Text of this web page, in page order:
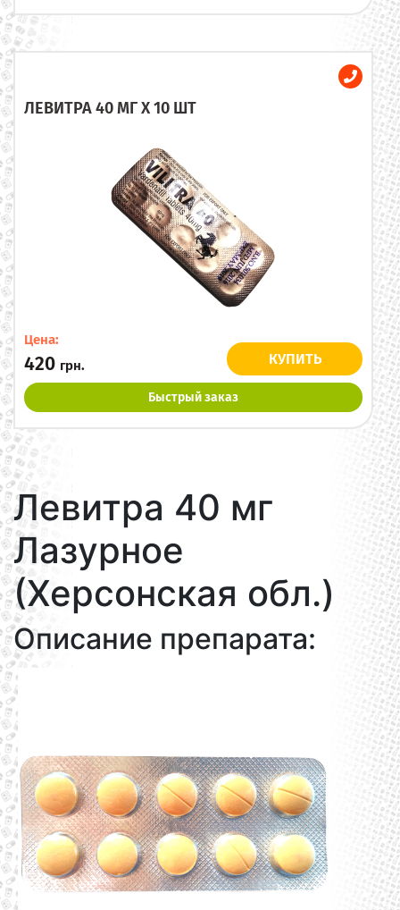
ЛЕВИТРА 40 МГ X 10 ШТ
Цена:
420 грн. КУПИТЬ
Быстрый заказ
Левитра 40 мг
Лазурное
(Херсонская обл.)
Описание препарата: